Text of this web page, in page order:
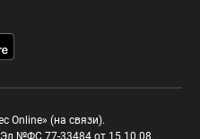
Online» (на связи).
№ФС 77-33484 от 15.10.08.